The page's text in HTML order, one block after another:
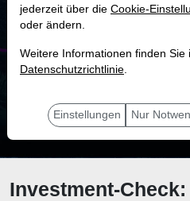
mit dieser Aktie
Investment-Check:
jederzeit über die Cookie-
oder ändern.
Weitere Informationen finden Sie
Datenschutzrichtlinie.
Einstellungen Nur